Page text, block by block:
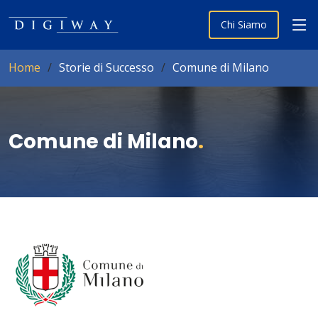
Chi Siamo
Home Storie di Successo Comune di Milano
Comune di Milano.